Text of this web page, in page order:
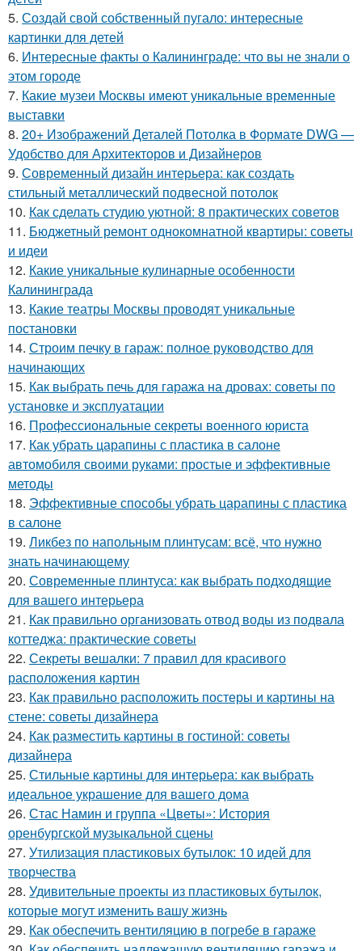
5. Создай свой собственный пугало: интересные
картинки для детей
6. Интересные факты о Калининграде: что вы не знали о
этом городе
7. Какие музеи Москвы имеют уникальные временные
выставки
8. 20+ Изображений Деталей Потолка в Формате DWG —
Удобство для Архитекторов и Дизайнеров
9. Современный дизайн интерьера: как создать
стильный металлический подвесной потолок
10. Как сделать студию уютной: 8 практических советов
11. Бюджетный ремонт однокомнатной квартиры: советы
и идеи
12. Какие уникальные кулинарные особенности
Калининграда
13. Какие театры Москвы проводят уникальные
постановки
14. Строим печку в гараж: полное руководство для
начинающих
15. Как выбрать печь для гаража на дровах: советы по
установке и эксплуатации
16. Профессиональные секреты военного юриста
17. Как убрать царапины с пластика в салоне
автомобиля своими руками: простые и эффективные
методы
18. Эффективные способы убрать царапины с пластика
в салоне
19. Ликбез по напольным плинтусам: всё, что нужно
знать начинающему
20. Современные плинтуса: как выбрать подходящие
для вашего интерьера
21. Как правильно организовать отвод воды из подвала
коттеджа: практические советы
22. Секреты вешалки: 7 правил для красивого
расположения картин
23. Как правильно расположить постеры и картины на
стене: советы дизайнера
24. Как разместить картины в гостиной: советы
дизайнера
25. Стильные картины для интерьера: как выбрать
идеальное украшение для вашего дома
26. Стас Намин и группа «Цветы»: История
оренбургской музыкальной сцены
27. Утилизация пластиковых бутылок: 10 идей для
творчества
28. Удивительные проекты из пластиковых бутылок,
которые могут изменить вашу жизнь
29. Как обеспечить вентиляцию в погребе в гараже